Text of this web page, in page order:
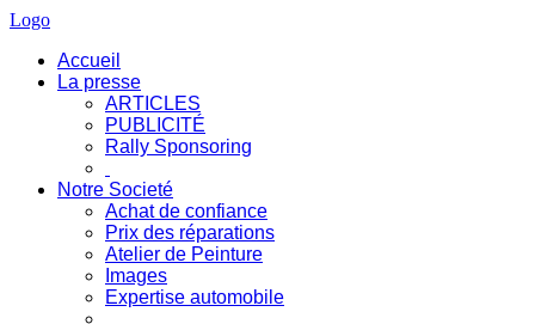
Logo
Accueil
La presse
ARTICLES
PUBLICITÉ
Rally Sponsoring
Notre Societé
Achat de confiance
Prix des réparations
Atelier de Peinture
Images
Expertise automobile